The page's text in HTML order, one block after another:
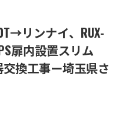
リンナイ、RUX-
扉内設置スリム
換工事ー埼玉県さ